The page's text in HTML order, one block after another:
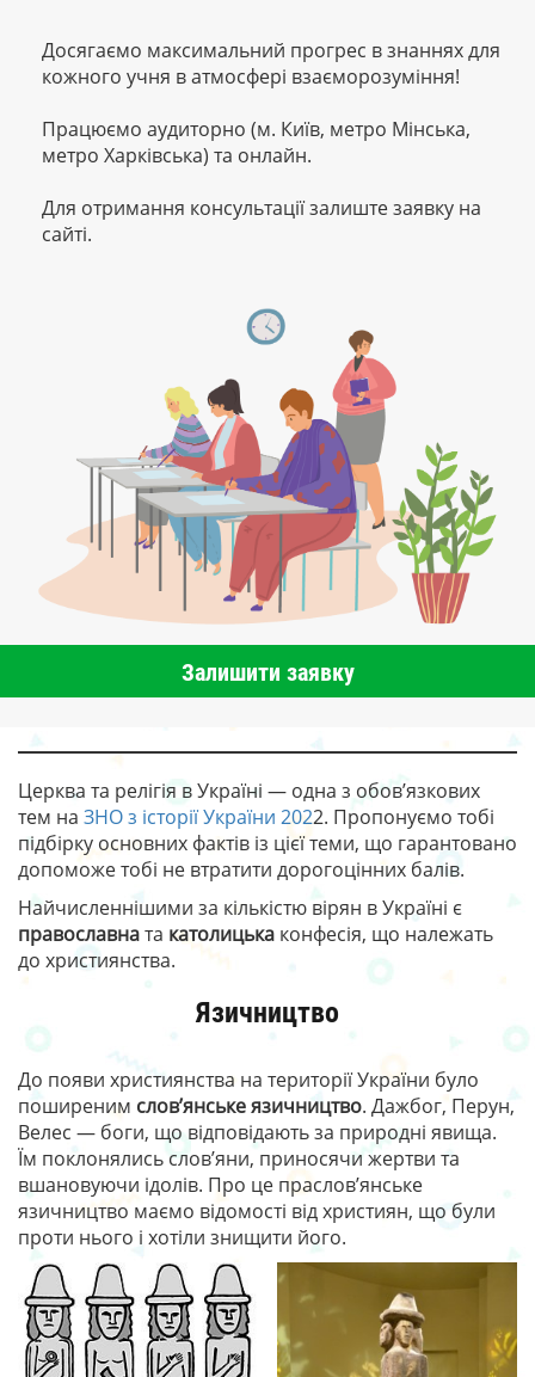
Досягаємо максимальний прогрес в знаннях для
кожного учня в атмосфері взаєморозуміння!
Працюємо аудиторно (м. Київ, метро Мінська,
метро Харківська) та онлайн.
Для отримання консультації залиште заявку на
сайті.
Залишити заявку
Церква та релігія в Україні — одна з обов’язкових
тем на ЗНО з історії України 2022. Пропонуємо тобі
підбірку основних фактів із цієї теми, що гарантовано
допоможе тобі не втратити дорогоцінних балів.
Найчисленнішими за кількістю вірян в Україні є
православната католицька конфесія, що належать
до християнства.
Язичництво
До появи християнства на території України було
поширеним слов’янське язичництво. Дажбог, Перун,
Велес — боги, що відповідають за природні явища.
Їм поклонялись слов’яни, приносячи жертви та
вшановуючи ідолів. Про це праслов’янське
язичництво маємо відомості від християн, що були
проти нього і хотіли знищити його.